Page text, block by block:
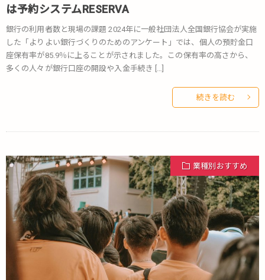
は予約システムRESERVA
銀行の利用者数と現場の課題 2024年に一般社団法人全国銀行協会が実施
した「よりよい銀行づくりのためのアンケート」では、個人の預貯金口
座保有率が85.9％に上ることが示されました。この保有率の高さから、
多くの人々が銀行口座の開設や入金手続き […]
続きを読む
業種別おすすめ